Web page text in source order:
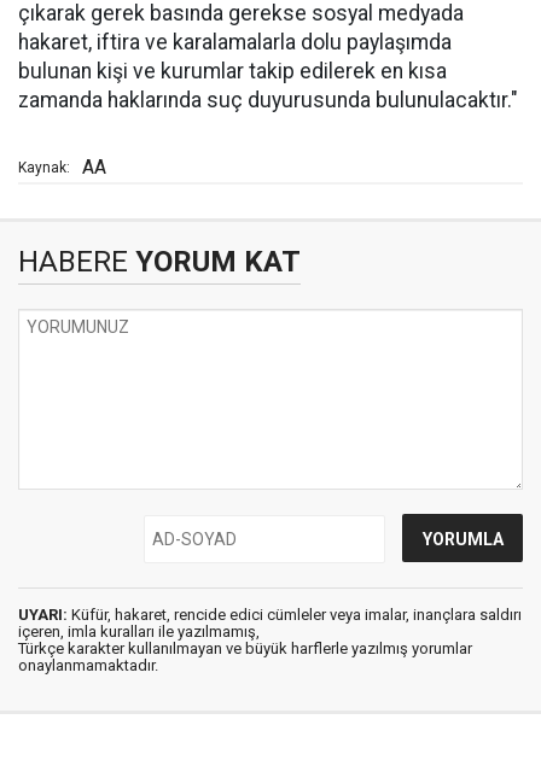
çıkarak gerek basında gerekse sosyal medyada
hakaret, iftira ve karalamalarla dolu paylaşımda
bulunan kişi ve kurumlar takip edilerek en kısa
zamanda haklarında suç duyurusunda bulunulacaktır."
Kaynak: AA
HABERE YORUM KAT
UYARI: Küfür, hakaret, rencide edici cümleler veya imalar, inançlara saldırı
içeren, imla kuralları ile yazılmamış,
Türkçe karakter kullanılmayan ve büyük harflerle yazılmış yorumlar
onaylanmamaktadır.